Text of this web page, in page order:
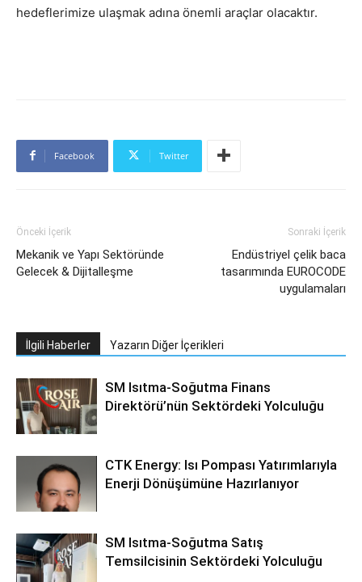
hedeflerimize ulaşmak adına önemli araçlar olacaktır.
Facebook Twitter
Önceki İçerik
Mekanik ve Yapı Sektöründe
Gelecek & Dijitalleşme
Sonraki İçerik
Endüstriyel çelik baca
tasarımında EUROCODE
uygulamaları
İlgili Haberler Yazarın Diğer İçerikleri
SM Isıtma-Soğutma Finans
Direktörü’nün Sektördeki Yolculuğu
CTK Energy: Isı Pompası Yatırımlarıyla
Enerji Dönüşümüne Hazırlanıyor
SM Isıtma-Soğutma Satış
Temsilcisinin Sektördeki Yolculuğu